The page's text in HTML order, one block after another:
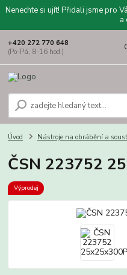
Nenechte si ujít! Přidali jsme pro
a
+420 272 770 648
(Po-Pá, 8-16 hod.)
Úvod Nástroje na obrábění a
ČSN 223752
Výprodej